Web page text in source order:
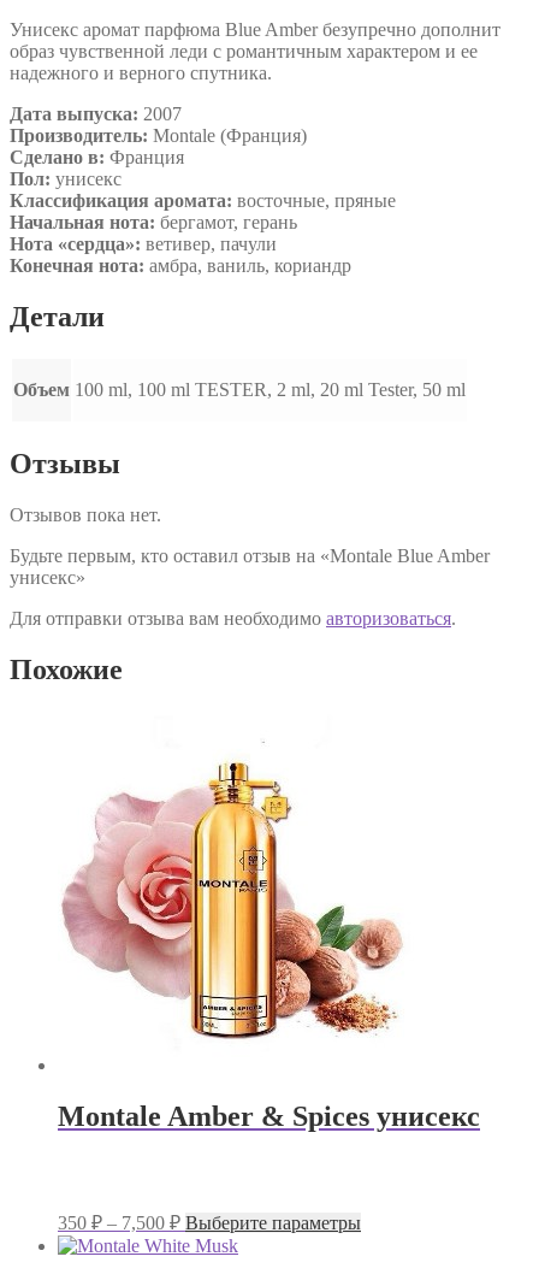
Унисекс аромат парфюма Blue Amber безупречно дополнит
образ чувственной леди с романтичным характером и ее
надежного и верного спутника.
Дата выпуска: 2007
Производитель: Montale (Франция)
Сделано в: Франция
Пол: унисекс
Классификация аромата: восточные, пряные
Начальная нота: бергамот, герань
Нота «сердца»: ветивер, пачули
Конечная нота: амбра, ваниль, кориандр
Детали
Объем 100 ml, 100 ml TESTER, 2 ml, 20 ml Tester, 50 ml
Отзывы
Отзывов пока нет.
Будьте первым, кто оставил отзыв на «Montale Blue Amber
унисекс»
Для отправки отзыва вам необходимо авторизоваться.
Похожие
Montale Amber & Spices унисекс
350 ₽ – 7,500 ₽Диапазон
цен:
Выберите параметрыЭтот